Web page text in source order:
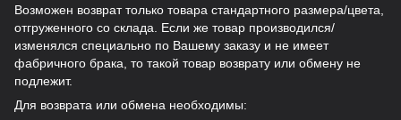
Возможен возврат только товара стандартного размера/цвета,
отгруженного со склада. Если же товар производился/
изменялся специально по Вашему заказу и не имеет
фабричного брака, то такой товар возврату или обмену не
подлежит.
Для возврата или обмена необходимы: